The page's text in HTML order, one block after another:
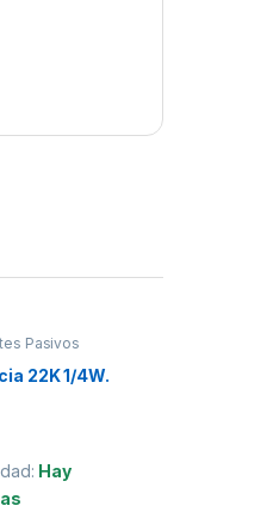
Pasivos
22K 1/4W.
Hay